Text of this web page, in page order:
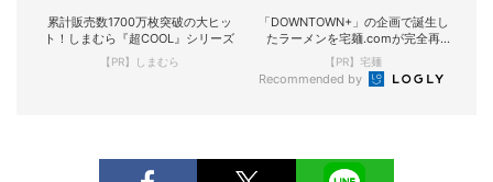
累計販売数1700万枚突破の大ヒッ
ト！しまむら『超COOL』シリーズ
【PR】しまむら
「DOWNTOWN+」の企画で誕生し
たラーメンを宅麺.comが完全再
現！
【PR】宅麺
Recommended by